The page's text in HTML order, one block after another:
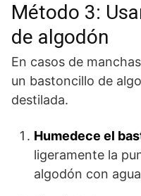
Método 3:
de algodón
En casos de
un bastoncillo de
destilada.
Humedece el
ligeramente la
algodón con